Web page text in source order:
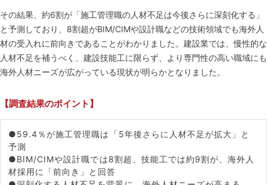
その結果、約6割が「施工管理職の人材不足は今後さらに深刻化する」
と予測しており、8割超がBIM/CIMや設計職などの技術領域でも海外人
材の受入れに前向きであることがわかりました。建設業では、慢性的な
人材不足を補うべく、建設技能工に限らず、より専門性の高い職域にも
海外人材ニーズが広がっている現状が明らかとなりました。
【調査結果のポイント】
●59.4％が施工管理職は「5年後さらに人材不足が拡大」と
予測
●BIM/CIMや設計職では8割超、技能工では約9割が、海外人
材採用に「前向き」と回答